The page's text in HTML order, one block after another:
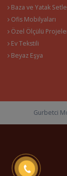
Baza ve Yatak
Ofis Mobilyaları
Özel Ölçülü
Ev Tekstili
Beyaz Eşya
Gurbetci